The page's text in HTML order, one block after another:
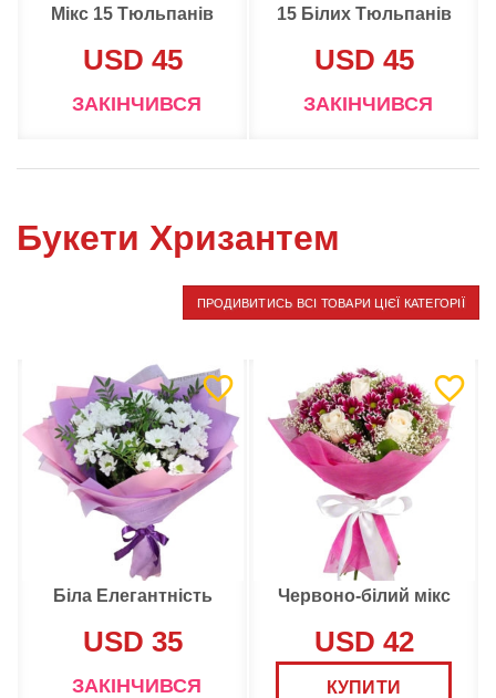
Мікс 15 Тюльпанів
USD 45
ЗАКІНЧИВСЯ
15 Білих Тюльпанів
USD 45
ЗАКІНЧИВСЯ
Букети Хризантем
ПРОДИВИТИСЬ ВСІ ТОВАРИ ЦІЄЇ КАТЕГОРІЇ
Біла Елегантність
USD 35
ЗАКІНЧИВСЯ
Червоно-білий мікс
USD 42
КУПИТИ